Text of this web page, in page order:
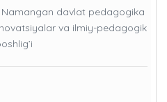
Namangan davlat pedagogika
va ilmiy-pedagogik